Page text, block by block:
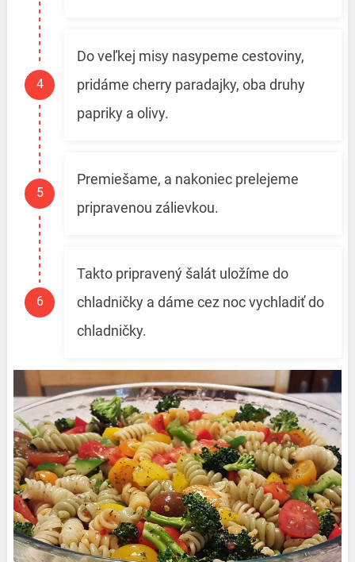
Do veľkej misy nasypeme cestoviny,
pridáme cherry paradajky, oba druhy
papriky a olivy.
Premiešame, a nakoniec prelejeme
pripravenou zálievkou.
Takto pripravený šalát uložíme do
chladničky a dáme cez noc vychladiť do
chladničky.